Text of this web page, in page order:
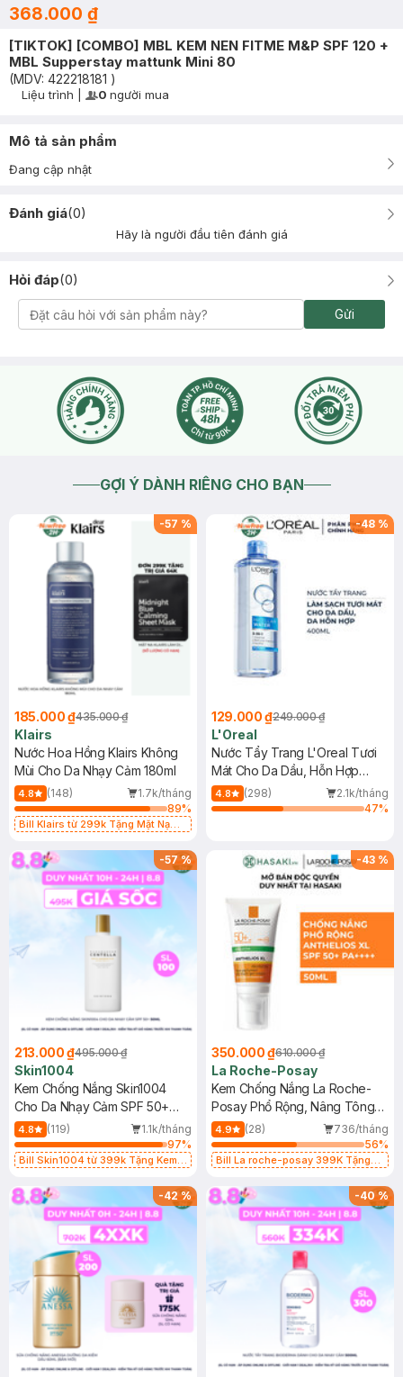
368.000 ₫
[TIKTOK] [COMBO] MBL KEM NEN FITME M&P SPF 120 +
MBL Supperstay mattunk Mini 80
(MDV: 422218181 )
Timer Gray Icon
Liệu trình User Product Icon
0 người mua
Mô tả sản phẩm
Đang cập nhật
Đánh giá(0)
Hãy là người đầu tiên đánh giá
Hỏi đáp(0)
Gửi
GỢI Ý DÀNH RIÊNG CHO BẠN
-57 %
185.000 ₫435.000 ₫
Klairs
Nước Hoa Hồng Klairs Không
Mùi Cho Da Nhạy Cảm 180ml
4.8 (148)
1.7k/tháng
89%
Bill Klairs từ 299k Tặng Mặt Nạ
25ml (SL Có Hạn)
-48 %
129.000 ₫249.000 ₫
L'Oreal
Nước Tẩy Trang L'Oreal Tươi
Mát Cho Da Dầu, Hỗn Hợp
400ml
4.8 (298)
2.1k/tháng
47%
-57%
213.000 ₫495.000 ₫
Skin1004
Kem Chống Nắng Skin1004
Cho Da Nhạy Cảm SPF 50+
50ml
4.8 (119)
1.1k/tháng
97%
Bill Skin1004 từ 399k Tặng Kem
SPF 50+ 20ml (SL Có Hạn)
-43 %
350.000 ₫610.000 ₫
La Roche-Posay
Kem Chống Nắng La Roche-
Posay Phổ Rộng, Nâng Tông
Kiềm Dầu 50ml
4.9 (28)
736/tháng
56%
Bill La roche-posay 399K Tặng
(SL có hạn)
-42% -40%